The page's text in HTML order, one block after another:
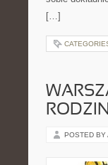
[…]
POSTED BY